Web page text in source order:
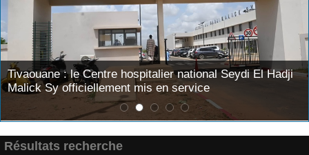
Tivaouane : le Centre hospitalier national Seydi El Hadji
Malick Sy officiellement mis en service
Résultats recherche